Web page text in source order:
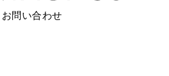
お問い合わせ